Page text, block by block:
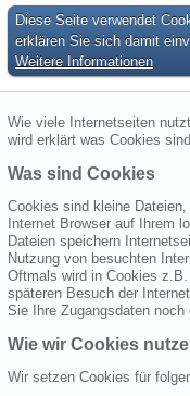
Diese Seite verwendet
erklären Sie sich damit
Weitere Informationen
Wie viele Internetseiten
wird erklärt was Cookies
Was sind Cookies
Cookies sind kleine
Internet Browser auf Ihrem
Dateien speichern
Nutzung von besuchten
Oftmals wird in Cookies
späteren Besuch der
Sie Ihre Zugangsdaten
Wie wir Cookies
Wir setzen Cookies für